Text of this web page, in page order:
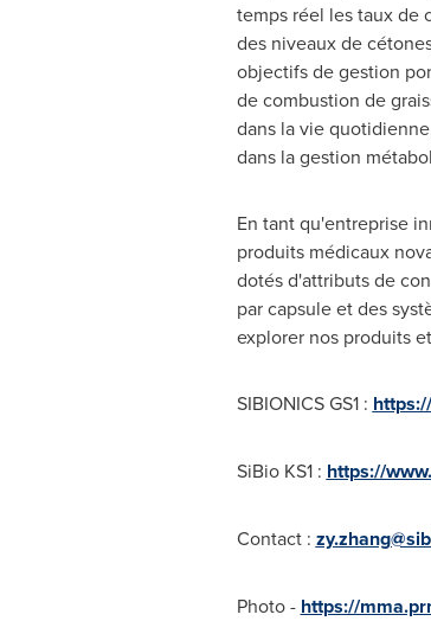
temps réel les taux de
des niveaux de
objectifs de gestion
de combustion de
dans la vie
dans la gestion
En tant qu'entreprise
produits médicaux
dotés d'attributs de
par capsule et des
explorer nos produits
SIBIONICS GS1 :
SiBio KS1 : https://
Contact :
Photo - https://